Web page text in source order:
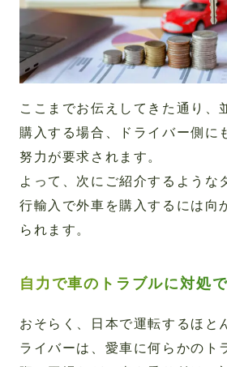
ここまでお伝えしてきた通り、
購入する場合、ドライバー側に
努力が要求されます。
よって、次にご紹介するような
行輸入で外車を購入するには向
られます。
自力で車のトラブルに対処
おそらく、日本で運転するほと
ライバーは、愛車に何らかのト